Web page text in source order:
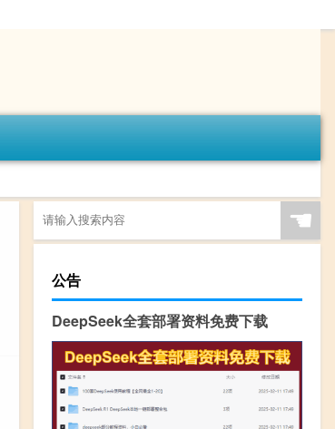
☚
公告
DeepSeek全套部署资料免费下载